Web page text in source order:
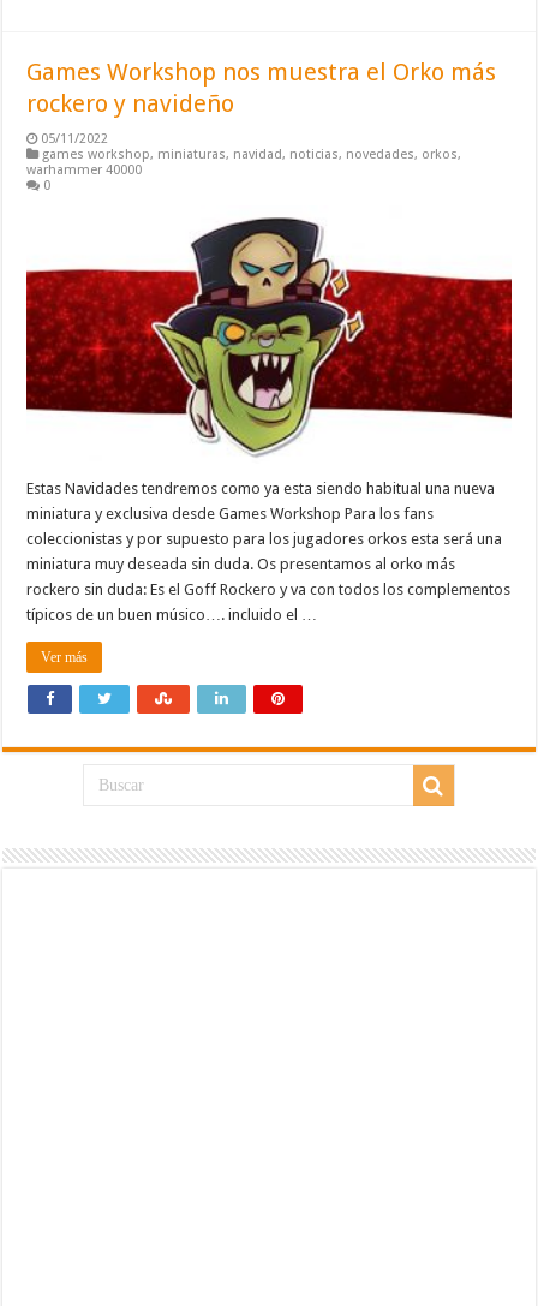
Games Workshop nos muestra el Orko más
rockero y navideño
05/11/2022
games workshop, miniaturas, navidad, noticias, novedades, orkos,
warhammer 40000
0
Estas Navidades tendremos como ya esta siendo habitual una nueva
miniatura y exclusiva desde Games Workshop Para los fans
coleccionistas y por supuesto para los jugadores orkos esta será una
miniatura muy deseada sin duda. Os presentamos al orko más
rockero sin duda: Es el Goff Rockero y va con todos los complementos
típicos de un buen músico…. incluido el …
Ver más